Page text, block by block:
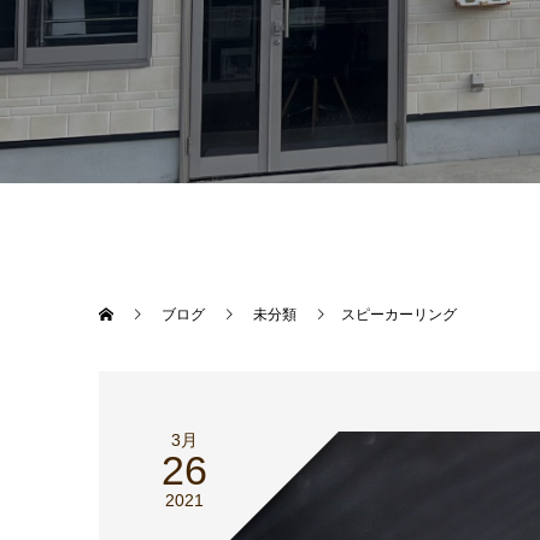
ブログ 未分類 スピーカーリング
3月
26
2021